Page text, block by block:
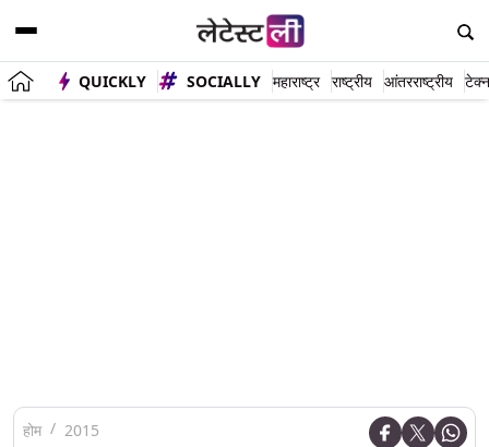
QUICKLY SOCIALLY महाराष्ट्र राष्ट्रीय आंतरराष्ट्रीय
होम 2015